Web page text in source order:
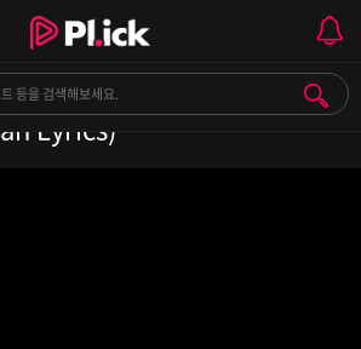
곡 (가사포함) | I T Z Y Playlist
Lyrics)